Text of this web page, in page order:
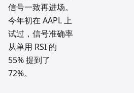
信号一致再进场。
今年初在 AAPL 上
试过，信号准确率
从单用 RSI 的
55% 提到了
72%。